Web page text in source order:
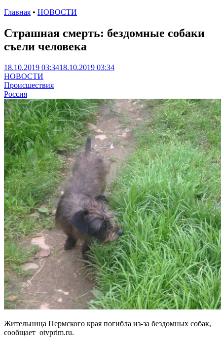
Главная • НОВОСТИ
Страшная смерть: бездомные собаки
съели человека
18.10.2019 03:3418.10.2019 03:34
НОВОСТИ
Происшествия
Россия
Жительница Пермского края погибла из-за бездомных собак,
сообщает otvprim.ru.